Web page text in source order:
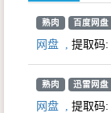
熟肉 百度网盘
网盘
提取码:
熟肉 迅雷网盘
网盘
提取码: